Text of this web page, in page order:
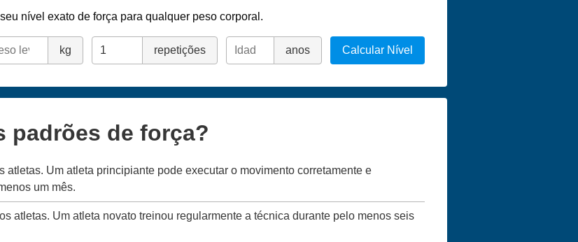
nível exato de força para qualquer peso corporal.
kg repetições anos Calcular Nível
padrões de força?
atletas. Um atleta principiante pode executar o movimento corretamente e
um mês.
atletas. Um atleta novato treinou regularmente a técnica durante pelo menos seis